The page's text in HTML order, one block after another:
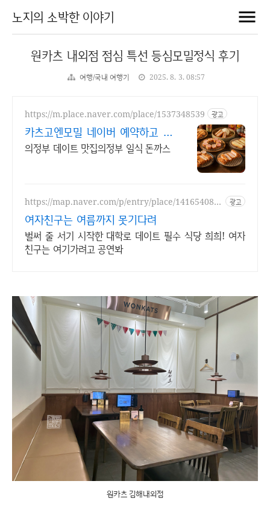
노지의 소박한 이야기
원카츠 내외점 점심 특선 등심모밀정식 후기
여행/국내 여행기 2025. 8. 3. 08:57
https://m.place.naver.com/place/1537348539 광고
카츠고엔모밀 네이버 예약하고 바
로드세요.
의정부 데이트 맛집의정부 일식 돈까스
https://map.naver.com/p/entry/place/141654083
광고
여자친구는 여름까지 못기다려
벌써 줄 서기 시작한 대학로 데이트 필수 식당 희희! 여자
친구는 여기가려고 공연봐
원카츠 김해내외점